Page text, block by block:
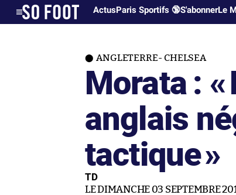
ActusParis Sportifs 🔞S'abonnerLe
ANGLETERRE- CHELSEA
Morata : «
anglais
tactique»
TD
LE DIMANCHE 03 SEPTEMBRE